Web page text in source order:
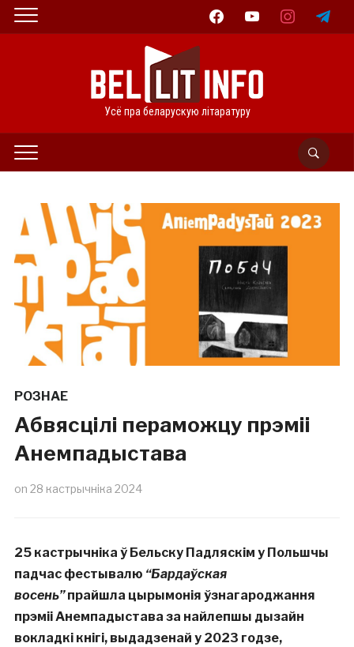
facebookyoutube instagramtelegram
Усё пра беларускую літаратуру
РОЗНАЕ
Абвясцілі пераможцу прэміі
Анемпадыстава
on 28 кастрычніка 2024
25 кастрычніка ў Бельску Падляскім у Польшчы
падчас фестывалю “Бардаўская
восень”прайшла цырымонія ўзнагароджання
прэміі Анемпадыстава за найлепшы дызайн
вокладкі кнігі, выдадзенай у 2023 годзе,